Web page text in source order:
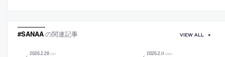
#SANAAの関連記事
2026.2.28 SAT 2026.2.11 WED
VIEW ALL